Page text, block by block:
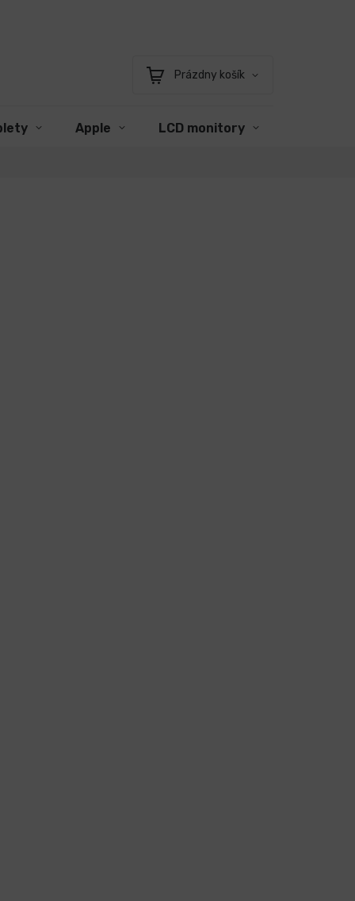
Nákupný
Prázdny košík
Apple LCD monitory